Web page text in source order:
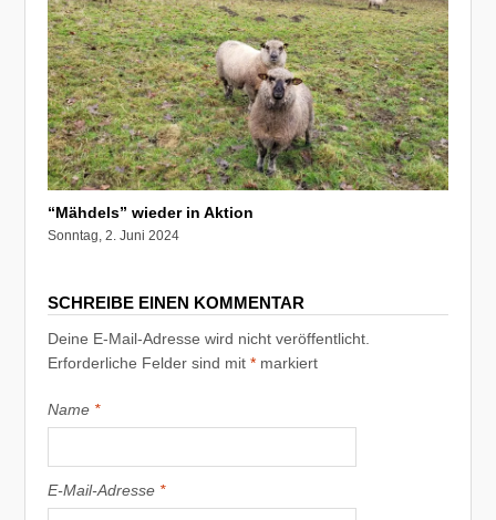
“Mähdels” wieder in Aktion
Sonntag, 2. Juni 2024
SCHREIBE EINEN KOMMENTAR
Deine E-Mail-Adresse wird nicht veröffentlicht.
Erforderliche Felder sind mit* markiert
Name *
E-Mail-Adresse *